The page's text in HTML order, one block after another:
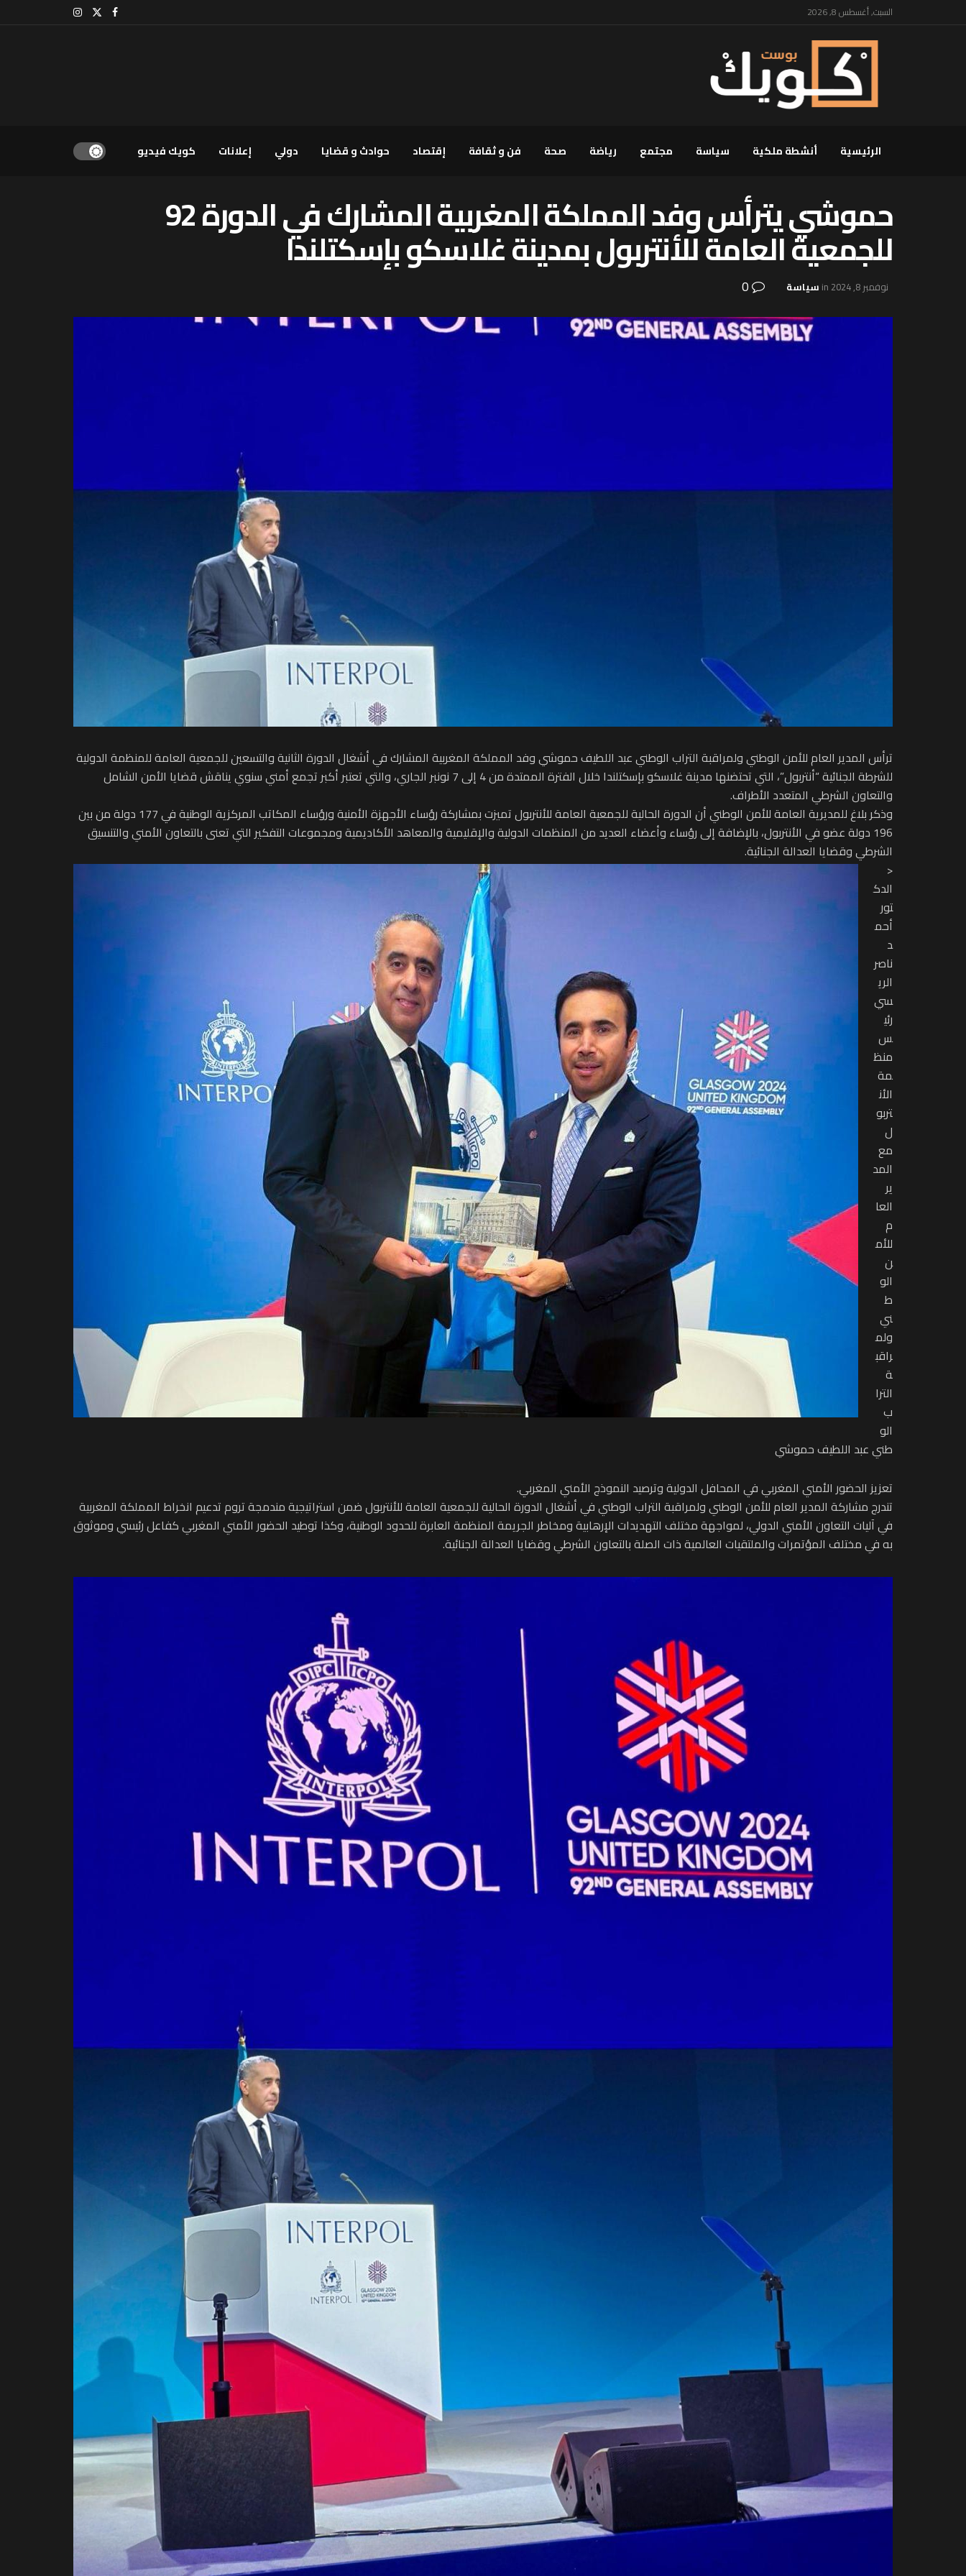
السبت, أغسطس 8, 2026
الرئيسية أنشطة ملكية سياسة مجتمع رياضة صحة فن و ثقافة إقتصاد حوادث و قضايا دولي إعلانات كويك فيديو
حموشي يترأس وفد المملكة المغربية المشارك في الدورة 92
للجمعية العامة للأنتربول بمدينة غلاسكو بإسكتلندا
نوفمبر 8, 2024 in سياسة
ترأس المدير العام للأمن الوطني ولمراقبة التراب الوطني عبد اللطيف حموشي وفد المملكة المغربية المشارك في أشغال الدورة الثانية والتسعين للجمعية العامة للمنظمة الدولية
للشرطة الجنائية “أنتربول”، التي تحتضنها مدينة غلاسكو بإسكتلندا خلال الفترة الممتدة من 4 إلى 7 نونبر الجاري، والتي تعتبر أكبر تجمع أمني سنوي يناقش قضايا الأمن الشامل
والتعاون الشرطي المتعدد الأطراف.
وذكر بلاغ للمديرية العامة للأمن الوطني أن الدورة الحالية للجمعية العامة للأنتربول تميزت بمشاركة رؤساء الأجهزة الأمنية ورؤساء المكاتب المركزية الوطنية في 177 دولة من بين
196 دولة عضو في الأنتربول، بالإضافة إلى رؤساء وأعضاء العديد من المنظمات الدولية والإقليمية والمعاهد الأكاديمية ومجموعات التفكير التي تعنى بالتعاون الأمني والتنسيق
الشرطي وقضايا العدالة الجنائية.
<
الدك
تور
أحم
د
ناصر
الري
سي
رئي
س
منظ
مة
الأن
تربو
ل
مع
المد
ير
العا
م
للأم
ن
الو
ط
ني
ولم
راقب
ة
الترا
ب
الو
طني عبد اللطيف حموشي
تعزيز الحضور الأمني المغربي في المحافل الدولية وترصيد النموذج الأمني المغربي.
تندرج مشاركة المدير العام للأمن الوطني ولمراقبة التراب الوطني في أشغال الدورة الحالية للجمعية العامة للأنتربول ضمن استراتيجية مندمجة تروم تدعيم انخراط المملكة المغربية
في آليات التعاون الأمني الدولي، لمواجهة مختلف التهديدات الإرهابية ومخاطر الجريمة المنظمة العابرة للحدود الوطنية، وكذا توطيد الحضور الأمني المغربي كفاعل رئيسي وموثوق
به في مختلف المؤتمرات والملتقيات العالمية ذات الصلة بالتعاون الشرطي وقضايا العدالة الجنائية.